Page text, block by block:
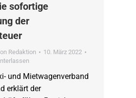
sofortige
der
Redaktion
10. März 2022
und Mietwagenverband
erklärt der